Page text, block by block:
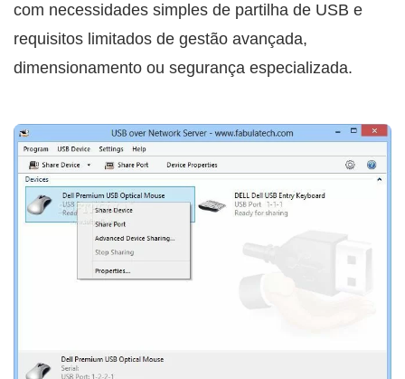
com necessidades simples de partilha de USB e
requisitos limitados de gestão avançada,
dimensionamento ou segurança especializada.